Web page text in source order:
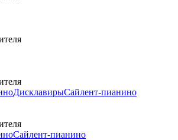
ДисклавирыСайлент-пианино
Сайлент-пианино